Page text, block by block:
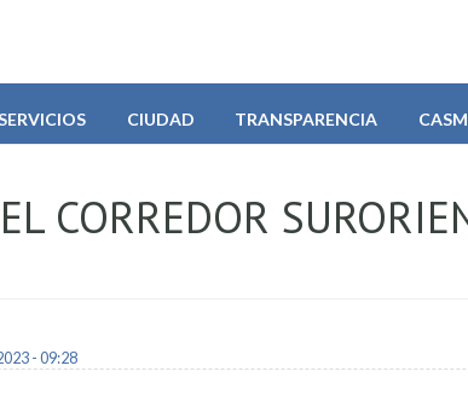
CIUDAD TRANSPARENCIA
CORREDOR
- 09:28